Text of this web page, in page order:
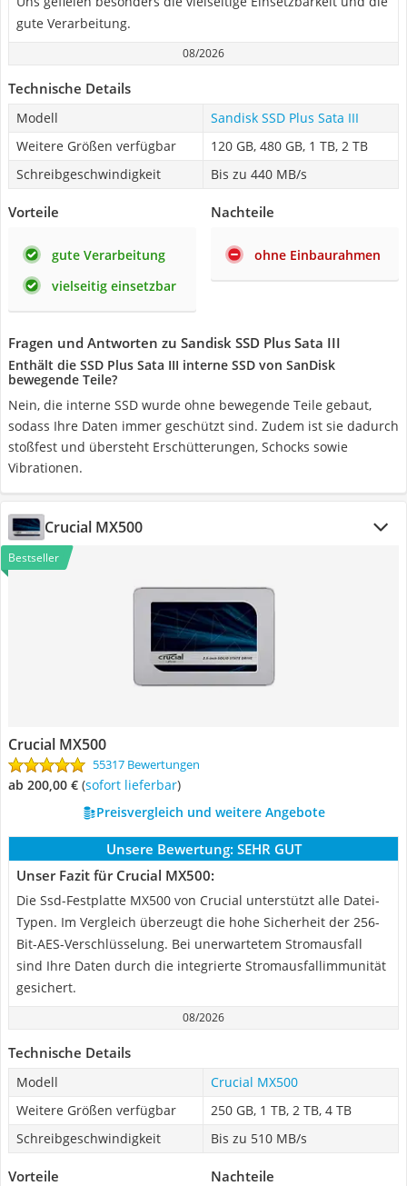
gute Verarbeitung.
08/2026
Technische Details
Modell
Sandisk SSD Plus Sata III
Weitere Größen verfügbar
120 GB, 480 GB, 1 TB, 2 TB
Schreibgeschwindigkeit
Bis zu 440 MB/s
Vorteile
gute Verarbeitung
vielseitig einsetzbar
Nachteile
ohne Einbaurahmen
Fragen und Antworten zu Sandisk SSD Plus Sata III
Enthält die SSD Plus Sata III interne SSD von SanDisk
bewegende Teile?
Nein, die interne SSD wurde ohne bewegende Teile gebaut,
sodass Ihre Daten immer geschützt sind. Zudem ist sie dadurch
stoßfest und übersteht Erschütterungen, Schocks sowie
Vibrationen.
Crucial MX500
Bestseller
Crucial MX500
55317 Bewertungen
ab 200,00 € ( Sofort lieferbar)
Preisvergleich und weitere Angebote
Unsere Bewertung: SEHR GUT
Unser Fazit für Crucial MX500:
Die Ssd-Festplatte MX500 von Crucial unterstützt alle Datei-
Typen. Im Vergleich überzeugt die hohe Sicherheit der 256-
Bit-AES-Verschlüsselung. Bei unerwartetem Stromausfall
sind Ihre Daten durch die integrierte Stromausfallimmunität
gesichert.
08/2026
Technische Details
Modell
Crucial MX500
Weitere Größen verfügbar
250 GB, 1 TB, 2 TB, 4 TB
Schreibgeschwindigkeit
Bis zu 510 MB/s
Vorteile Nachteile